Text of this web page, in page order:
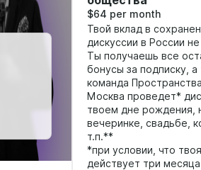
$64 per month
Твой вклад в
дискуссии в России
Ты получаешь все
бонусы за подписку, а
команда
Москва проведет*
твоем дне рождения,
вечеринке, свадьбе,
т.п.**
*при условии, что
действует три